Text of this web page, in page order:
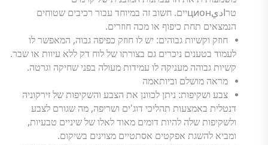
טרاديционיים. חשוב זה במיוחד עבור רכיבים שטוחים
הנמצאים תחת כיפוף או מכה חוזרים.
חוזק וקשיות גבוהים: יש לו חוזק כפיפה גבוה, המאפשר לו
לעמוד בטענים ניכרים גם בצורתו של לוח דק ללא עיוות או שבר.
קשיות גבוהה מעניקה לו עמידות מעולה בפני שחיקה וגרטה.
מראה מושלם וביותאמה
צבע ושקיפות: ניתן לכוונן את הצבע והשקיפות של זירקוניה
דנטלית באמצעות תהליכי דוג'ים ושריפה, מה שגורם לצבע
ולשקיפות שלה להיות דומים מאוד לאלו של שיניים טבעיות,
ומביא להשגת אפקטים אסתטיים מצוינים בשיקום.